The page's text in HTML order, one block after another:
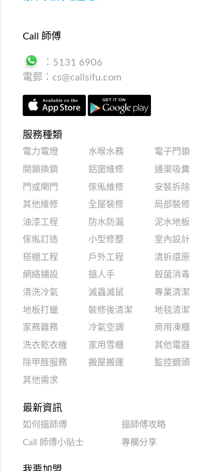
Call 師傅
： 5131 6906
電郵： cs@callsifu.com
服務種類
電力電燈 水喉水務
電子門鎖
開鎖換鎖
鋁窗維修
通渠吸糞
門或閘門
傢俬維修
安裝拆除
其他維修
全屋裝修
局部裝修
油漆工程
防水防漏
泥水地板
傢俬訂造
小型修整
室內設計
搭棚工程
戶外工程
清拆還原
網絡鋪設
搵人手
殺菌消毒
清洗冷氣
滅蟲滅鼠
專業清潔
地板打蠟
裝修後清潔
地毯清潔
家務雜務
冷氣空調
商用凍櫃
洗衣乾衣機
家用雪櫃
其他電器
除甲醛服務
搬屋搬運
監控鏡頭
其他需求
最新資訊
如何搵師傅
搵師傅攻略
Call 師傅小貼士
專欄分享